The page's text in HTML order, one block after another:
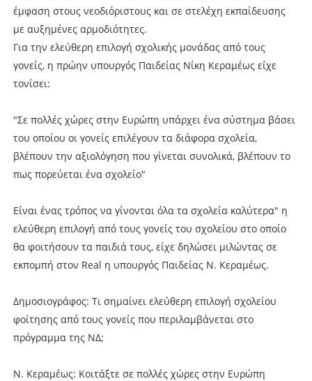
έμφαση στους νεοδιόριστους και σε στελέχη εκπαίδευσης
με αυξημένες αρμοδιότητες.
Για την ελεύθερη επιλογή σχολικής μονάδας από τους
γονείς, η πρώην υπουργός Παιδείας Νίκη Κεραμέως είχε
τονίσει:
"Σε πολλές χώρες στην Ευρώπη υπάρχει ένα σύστημα βάσει
του οποίου οι γονείς επιλέγουν τα διάφορα σχολεία,
βλέπουν την αξιολόγηση που γίνεται συνολικά, βλέπουν το
πως πορεύεται ένα σχολείο"
Είναι ένας τρόπος να γίνονται όλα τα σχολεία καλύτερα" η
ελεύθερη επιλογή από τους γονείς του σχολείου στο οποίο
θα φοιτήσουν τα παιδιά τους, είχε δηλώσει μιλώντας σε
εκπομπή στον Real η υπουργός Παιδείας Ν. Κεραμέως.
Δημοσιογράφος: Τι σημαίνει ελεύθερη επιλογή σχολείου
φοίτησης από τους γονείς που περιλαμβάνεται στο
πρόγραμμα της ΝΔ;
Ν. Κεραμέως: Κοιτάξτε σε πολλές χώρες στην Ευρώπη